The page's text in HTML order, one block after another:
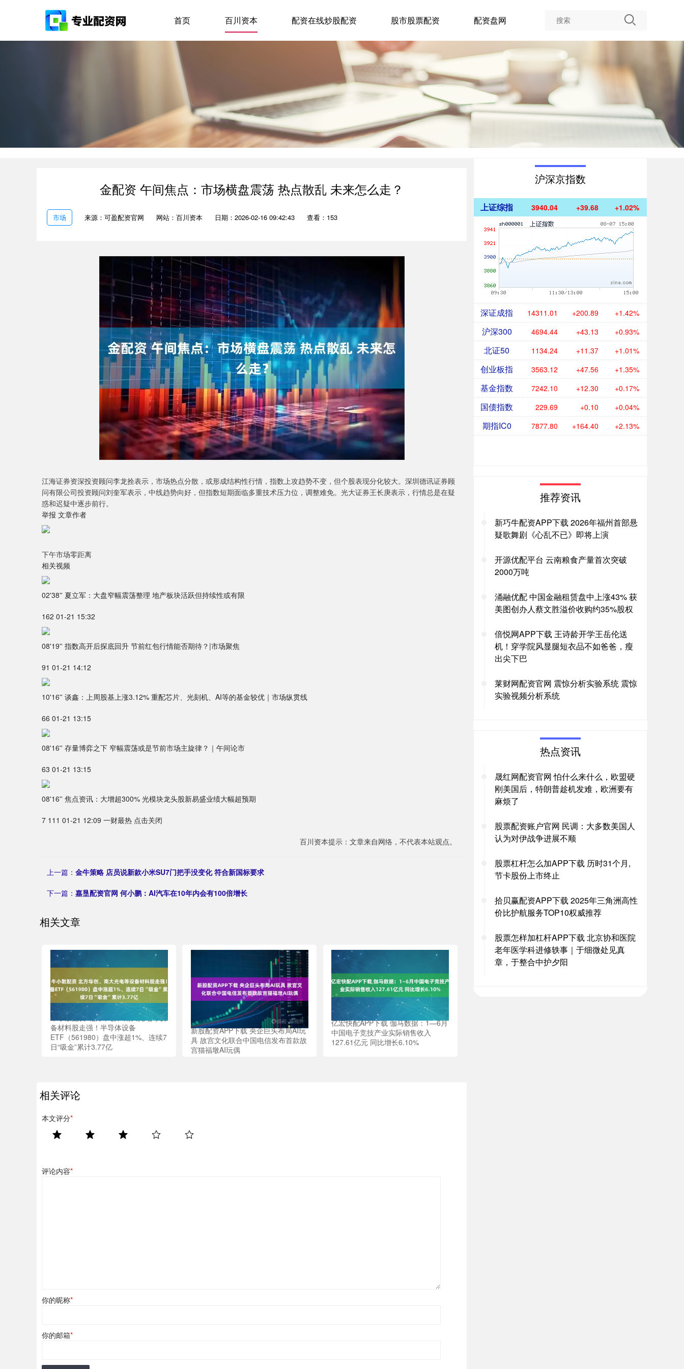
首页 百川资本 配资在线炒股配资 股市股票配资 配资盘网
金配资 午间焦点：市场横盘震荡 热点散乱 未来怎么走？
市场 来源：可盈配资官网 网站：百川资本 日期：2026-02-16 09:42:43 查看：153
江海证券资深投资顾问李龙拴表示，市场热点分散，或形成结构性行情，指数上攻趋势不变，但个股表现分化较大。深圳德讯证券顾
问有限公司投资顾问刘奎军表示，中线趋势向好，但指数短期面临多重技术压力位，调整难免。光大证券王长庚表示，行情总是在疑
惑和迟疑中逐步前行。
举报 文章作者
下午市场零距离
相关视频
02'38'' 夏立军：大盘窄幅震荡整理 地产板块活跃但持续性或有限
162 01-21 15:32
08'19'' 指数高开后探底回升 节前红包行情能否期待？|市场聚焦
91 01-21 14:12
10'16'' 谈鑫：上周股基上涨3.12% 重配芯片、光刻机、AI等的基金较优｜市场纵贯线
66 01-21 13:15
08'16'' 存量博弈之下 窄幅震荡或是节前市场主旋律？｜午间论市
63 01-21 13:15
08'16'' 焦点资讯：大增超300% 光模块龙头股新易盛业绩大幅超预期
7 111 01-21 12:09 一财最热 点击关闭
百川资本提示：文章来自网络，不代表本站观点。
上一篇： 金牛策略 店员说新款小米SU7门把手没变化 符合新国标要求
下一篇： 嘉垦配资官网 何小鹏：AI汽车在10年内会有100倍增长
相关文章
牛小散配资 北方华创、南大光电等设
备材料股走强！半导体设备
ETF（561980）盘中涨超1%、连续7
日“吸金”累计3.77亿
新股配资APP下载 央企巨头布局AI玩
具 故宫文化联合中国电信发布首款故
宫猫福墩AI玩偶
亿宏快配APP下载 伽马数据：1—6月
中国电子竞技产业实际销售收入
127.61亿元 同比增长6.10%
相关评论
本文评分*
评论内容*
你的昵称*
你的邮箱*
沪深京指数
上证综指 3940.04 +39.68 +1.02%
深证成指 14311.01 +200.89 +1.42%
沪深300 4694.44 +43.13 +0.93%
北证50 1134.24 +11.37 +1.01%
创业板指 3563.12 +47.56 +1.35%
基金指数 7242.10 +12.30 +0.17%
国债指数 229.69 +0.10 +0.04%
期指IC0 7877.80 +164.40 +2.13%
推荐资讯
新巧牛配资APP下载 2026年福州首部悬
疑歌舞剧《心乱不已》即将上演
开源优配平台 云南粮食产量首次突破
2000万吨
涌融优配 中国金融租赁盘中上涨43% 获
美图创办人蔡文胜溢价收购约35%股权
倍悦网APP下载 王诗龄开学王岳伦送
机！穿学院风显腿短衣品不如爸爸，瘦
出尖下巴
莱财网配资官网 震惊分析实验系统 震惊
实验视频分析系统
热点资讯
晟红网配资官网 怕什么来什么，欧盟硬
刚美国后，特朗普趁机发难，欧洲要有
麻烦了
股票配资账户官网 民调：大多数美国人
认为对伊战争进展不顺
股票杠杆怎么加APP下载 历时31个月,
节卡股份上市终止
拾贝赢配资APP下载 2025年三角洲高性
价比护航服务TOP10权威推荐
股票怎样加杠杆APP下载 北京协和医院
老年医学科进修轶事｜于细微处见真
章，于整合中护夕阳